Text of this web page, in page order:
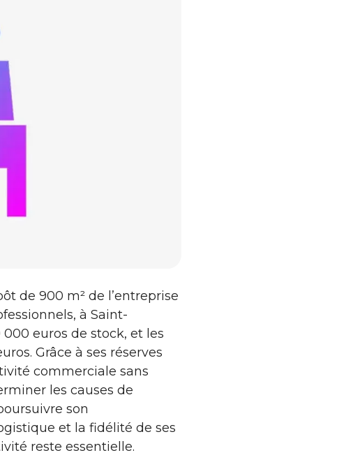
de 900 m² de l’entreprise
à Saint-
euros de stock, et les
Grâce à ses réserves
commerciale sans
les causes de
son
et la fidélité de ses
reste essentielle.